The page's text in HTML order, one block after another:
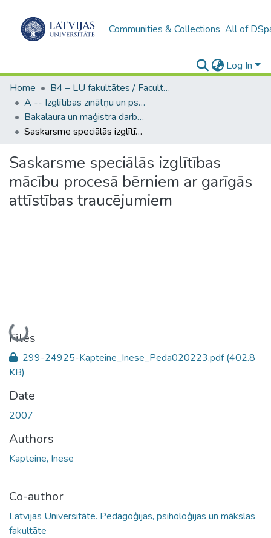
Communities & Collections All of
Log In
Home
B4 – LU fakultātes / Faculties of the UL
A -- Izglītības zinātņu un psiholoģijas fakultāte / Faculty of Education Sciences and Psychology
Bakalaura un maģistra darbi (PPMF) / Bachelor's and Master's theses
Saskarsme speciālās izglītības mācību procesā bērniem ar garīgās attīstības traucējumiem
Saskarsme speciālās izglītības
mācību procesā bērniem ar garīgās
attīstības traucējumiem
Loading...
Files
299-24925-Kapteine_Inese_Peda020223.pdf(402.8
KB)
Date
2007
Authors
Kapteine, Inese
Co-author
Latvijas Universitāte. Pedagoģijas, psiholoģijas un mākslas
fakultāte